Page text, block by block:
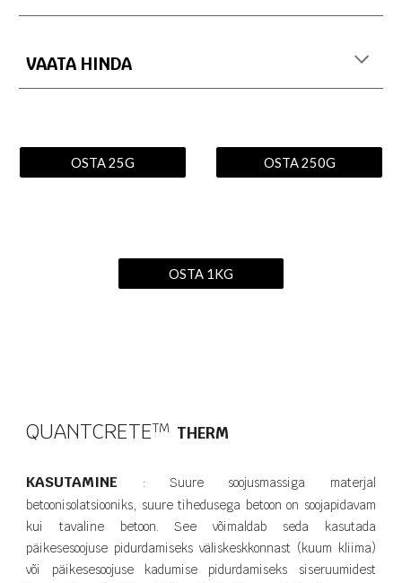
VAATA HINDA
OSTA 25G OSTA 250G
OSTA 1KG
QUANTCRETET​M THERM
KASUTAMINE :Suure soojusmassiga materjal
betoonisolatsiooniks, suure tihedusega betoon on soojapidavam
kui tavaline betoon. See võimaldab seda kasutada
päikesesoojuse pidurdamiseks väliskeskkonnast (kuum kliima)
või päikesesoojuse kadumise pidurdamiseks siseruumidest